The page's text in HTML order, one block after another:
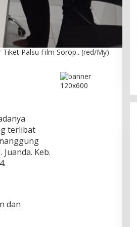
Palsu Film Sorop.. (red/My)
terlibat
Keb.
dan
PPP Jakarta Utara Gelar
/ Silaturahmi dan
Konsolidasi Jelang
13 September 2026